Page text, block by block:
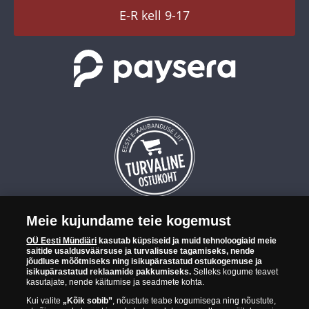
E-R kell 9-17
OÜ Eesti Mündiäri on maailma tuntumate rahapajade
kollektsioonimüntide ja -medalite levitaja Eestis. OÜ Eesti Mündiäri
kuulub ettevõttele "Samlerhuset Group“.
Euroopa ühel suuremal mündilevitajate grupil "Samlerhuset
Group" on allüksused 14 Euroopa riigis. Ettevõtete grupile kuulub
Norra vanim, endine riiklik rahapaja, mis tegutseb alates 1686.
Meie kujundame teie kogemust
OÜ Eesti Mündiäri kasutab küpsiseid ja muid tehnoloogiaid meie
saitide usaldusväärsuse ja turvalisuse tagamiseks, nende
jõudluse mõõtmiseks ning isikupärastatud ostukogemuse ja
isikupärastatud reklaamide pakkumiseks. Selleks kogume teavet
kasutajate, nende käitumise ja seadmete kohta.
Kui valite „Kõik sobib”, nõustute teabe kogumisega ning nõustute,